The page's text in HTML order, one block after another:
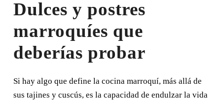
Dulces y postres
marroquíes que
deberías probar
Si hay algo que define la cocina marroquí, más allá de
sus tajines y cuscús, es la capacidad de endulzar la vida